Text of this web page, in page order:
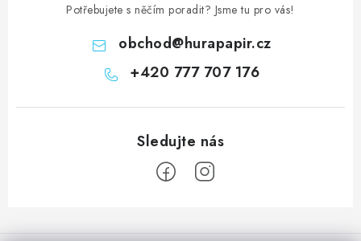
Potřebujete s něčím poradit? Jsme tu pro vás!
obchod@hurapapir.cz
+420 777 707 176